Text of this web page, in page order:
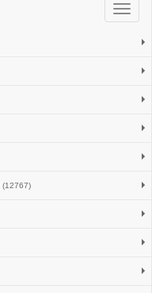
(12767)